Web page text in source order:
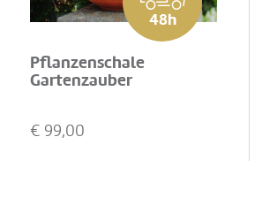
48h
Pflanzenschale
Gartenzauber
€ 99,00